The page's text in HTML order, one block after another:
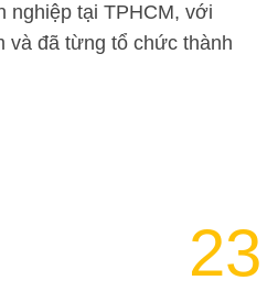
nghiệp tại TPHCM, với
và đã từng tổ chức thành
23